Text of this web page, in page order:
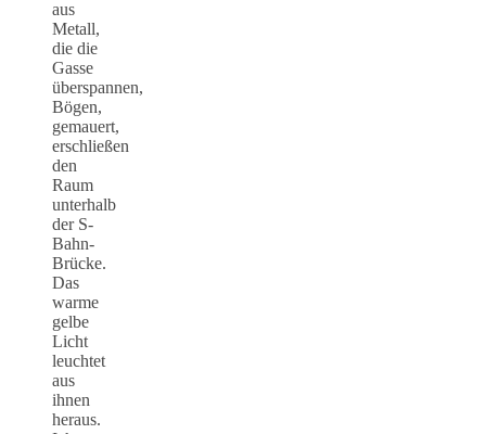
aus
Metall,
die die
Gasse
überspannen,
Bögen,
gemauert,
erschließen
den
Raum
unterhalb
der S-
Bahn-
Brücke.
Das
warme
gelbe
Licht
leuchtet
aus
ihnen
heraus.